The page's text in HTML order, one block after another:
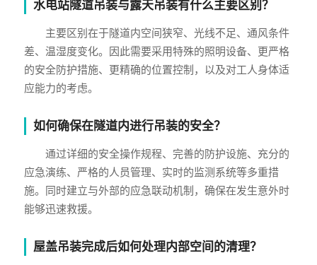
水电站隧道吊装与露天吊装有什么主要区别？
主要区别在于隧道内空间狭窄、光线不足、通风条件
差、温湿度变化。因此需要采用特殊的照明设备、更严格
的安全防护措施、更精确的位置控制，以及对工人身体适
应能力的考虑。
如何确保在隧道内进行吊装的安全？
通过详细的安全操作规程、完善的防护设施、充分的
应急演练、严格的人员管理、实时的监测系统等多重措
施。同时建立与外部的应急联动机制，确保在发生意外时
能够迅速救援。
屋盖吊装完成后如何处理内部空间的清理？